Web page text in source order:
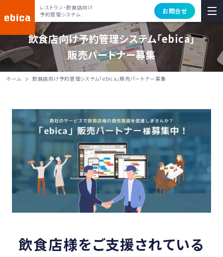
レストラン・飲食店向け
予約管理システム
お問合せ
飲食店向け予約管理システム「ebica」
販売パートナー募集
ホーム 飲食店向け予約管理システム「ebica」販売パートナー募集
飲食店様をご支援されている